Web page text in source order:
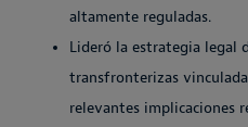
altamente reguladas.
Lideró la estrategia legal
transfronterizas
relevantes implicaciones